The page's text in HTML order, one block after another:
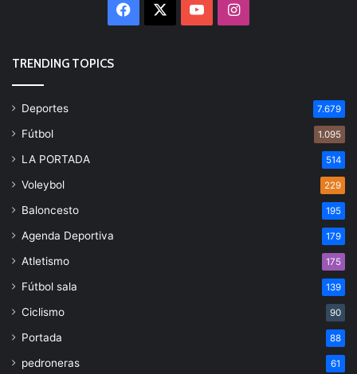
Facebook YouTubeInstagram
TRENDING TOPICS
Deportes 7.679
Fútbol 1.095
LA PORTADA 514
Voleybol 229
Baloncesto 195
Agenda Deportiva 179
Atletismo 175
Fútbol sala 139
Ciclismo 90
Portada 88
pedroneras 61